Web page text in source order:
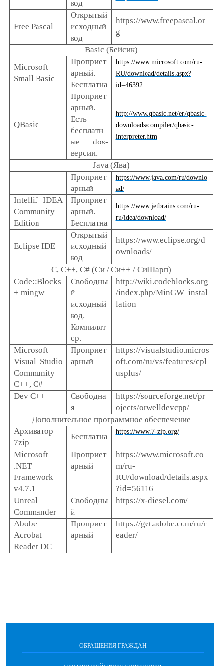
код
Free Pascal
Открытый
исходный
код
https://www.freepascal.or
g
Basic (Бейсик)
Microsoft
Small Basic
Проприет
арный.
Бесплатна
https://www.microsoft.com/ru-
RU/download/details.aspx?
id=46392
QBasic
Проприет
арный.
Есть
бесплатн
ые dos-
версии.
http://www.qbasic.net/en/qbasic-
downloads/compiler/qbasic-
interpreter.htm
Java (Ява)
Проприет
арный
https://www.java.com/ru/downlo
ad/
IntelliJ IDEA
Community
Edition
Проприет
арный.
Бесплатна
https://www.jetbrains.com/ru-
ru/idea/download/
Eclipse IDE
Открытый
исходный
код
https://www.eclipse.org/d
ownloads/
C, C++, C# (Си / Си++ / СиШарп)
Code::Blocks
+ mingw
Свободны
й
исходный
код.
Компилят
ор.
http://wiki.codeblocks.org
/index.php/MinGW_instal
lation
Microsoft
Visual Studio
Community
C++, C#
Проприет
арный
https://visualstudio.micros
oft.com/ru/vs/features/cpl
usplus/
Dev C++
Свободна
я
https://sourceforge.net/pr
ojects/orwelldevcpp/
Дополнительное программное обеспечение
Архиватор
7zip
Бесплатна
https://www.7-zip.org/
Microsoft
.NET
Framework
v4.7.1
Проприет
арный
https://www.microsoft.co
m/ru-
RU/download/details.aspx
?id=56116
Unreal
Commander
Свободны
й
https://x-diesel.com/
Abobe
Acrobat
Reader DC
Проприет
арный
https://get.adobe.com/ru/r
eader/
ОБРАЩЕНИЯ ГРАЖДАН